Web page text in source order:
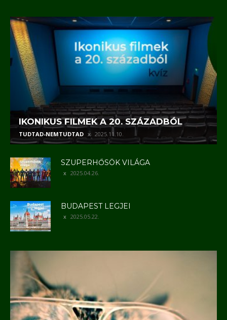
IKONIKUS FILMEK A 20. SZÁZADBÓL
TUDTAD-NEMTUDTAD 2025.11.10.
SZUPERHŐSÖK VILÁGA
2025.04.26.
BUDAPEST LEGJEI
2025.05.22.